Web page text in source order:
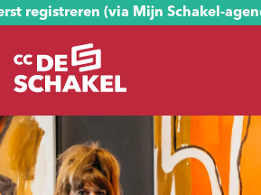
registreren (via Mijn Schakel-